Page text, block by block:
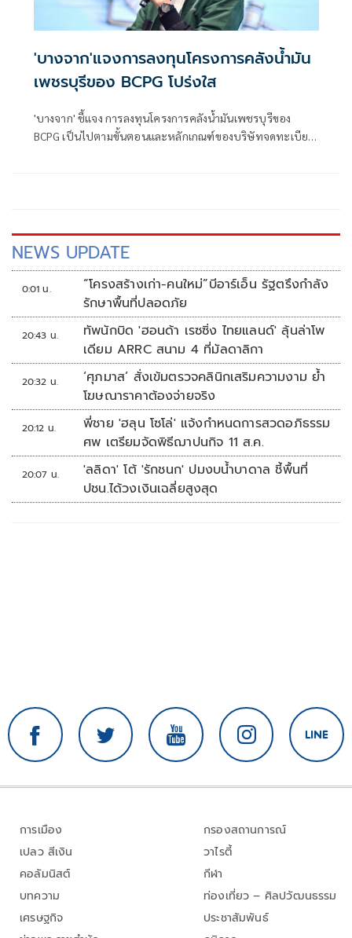
'บางจาก'แจงการลงทุนโครงการคลังน้ำมัน
เพชรบุรีของ BCPG โปร่งใส
'บางจาก' ชี้แจง การลงทุนโครงการคลังน้ำมันเพชรบุรีของ
BCPG เป็นไปตามขั้นตอนและหลักเกณฑ์ของบริษัทจดทะเบียน
NEWS UPDATE
0:01 น.
“โครงสร้างเก่า-คนใหม่”บีอาร์เอ็น รัฐตรึงกำลัง
รักษาพื้นที่ปลอดภัย
20:43 น.
ทัพนักบิด 'ฮอนด้า เรซซิ่ง ไทยแลนด์' ลุ้นล่าโพ
เดียม ARRC สนาม 4 ที่มัลดาลิกา
20:32 น.
‘ศุภมาส’ สั่งเข้มตรวจคลินิกเสริมความงาม ย้ำ
โฆษณาราคาต้องจ่ายจริง
20:12 น.
พี่ชาย 'ฮลุน โซโล่' แจ้งกำหนดการสวดอภิธรรม
ศพ เตรียมจัดพิธีฌาปนกิจ 11 ส.ค.
20:07 น.
'ลลิดา' โต้ 'รักชนก' ปมงบน้ำบาดาล ชี้พื้นที่
ปชน.ได้วงเงินเฉลี่ยสูงสุด
การเมือง
เปลว สีเงิน
คอลัมนิสต์
บทความ
เศรษฐกิจ
กรองสถานการณ์
วาไรตี้
กีฬา
ท่องเที่ยว – ศิลปวัฒนธรรม
ประชาสัมพันธ์